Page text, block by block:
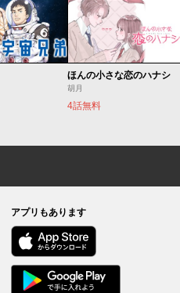
ほんの小さな恋のハナシ
胡月
4話無料
アプリもあります